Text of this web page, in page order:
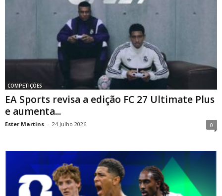
COMPETIÇÕES
EA Sports revisa a edição FC 27 Ultimate Plus
e aumenta...
Ester Martins - 24 Julho 2026 0